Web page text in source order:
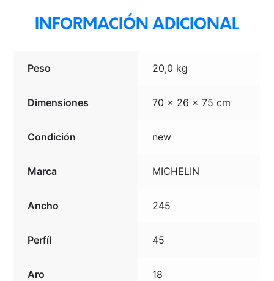
INFORMACIÓN ADICIONAL
Peso 20,0 kg
Dimensiones 70 × 26 × 75 cm
Condición new
Marca MICHELIN
Ancho 245
Perfíl 45
Aro 18